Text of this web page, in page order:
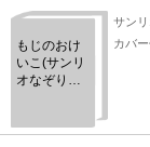
もじのおけ
いこ(サンリ
オなぞりが
サンリ
カバ